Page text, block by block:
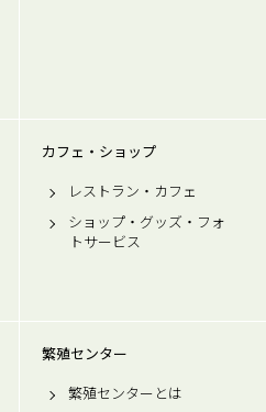
カフェ・ショップ
レストラン・カフェ
ショップ・グッズ・フォ
トサービス
繁殖センター
繁殖センターとは